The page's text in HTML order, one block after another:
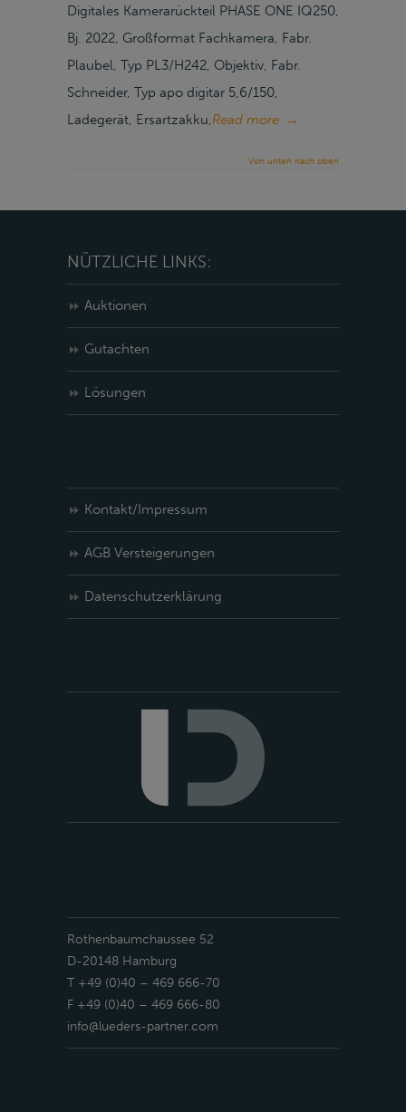
Digitales Kamerarückteil PHASE ONE IQ250,
Bj. 2022, Großformat Fachkamera, Fabr.
Plaubel, Typ PL3/H242, Objektiv, Fabr.
Schneider, Typ apo digitar 5,6/150,
Ladegerät, Ersartzakku,Read more →
Von unten nach oben
NÜTZLICHE LINKS:
Auktionen
Gutachten
Lösungen
Kontakt/Impressum
AGB Versteigerungen
Datenschutzerklärung
Rothenbaumchaussee 52
D-20148 Hamburg
T +49 (0)40 – 469 666-70
F +49 (0)40 – 469 666-80
info@lueders-partner.com